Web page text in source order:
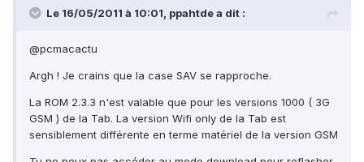
Le 16/05/2011 à 10:01, ppahtde a dit :
@pcmacactu
Argh ! Je crains que la case SAV se rapproche.
La ROM 2.3.3 n'est valable que pour les versions 1000 ( 3G
GSM ) de la Tab. La version Wifi only de la Tab est
sensiblement différente en terme matériel de la version GSM